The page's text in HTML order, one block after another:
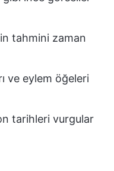
tahmini zaman
ve eylem öğeleri
tarihleri vurgular